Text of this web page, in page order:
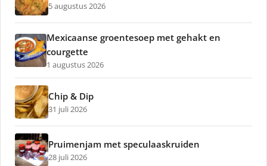
5 augustus 2026
Mexicaanse groentesoep met gehakt en
courgette
1 augustus 2026
Chip & Dip
31 juli 2026
Pruimenjam met speculaaskruiden
28 juli 2026